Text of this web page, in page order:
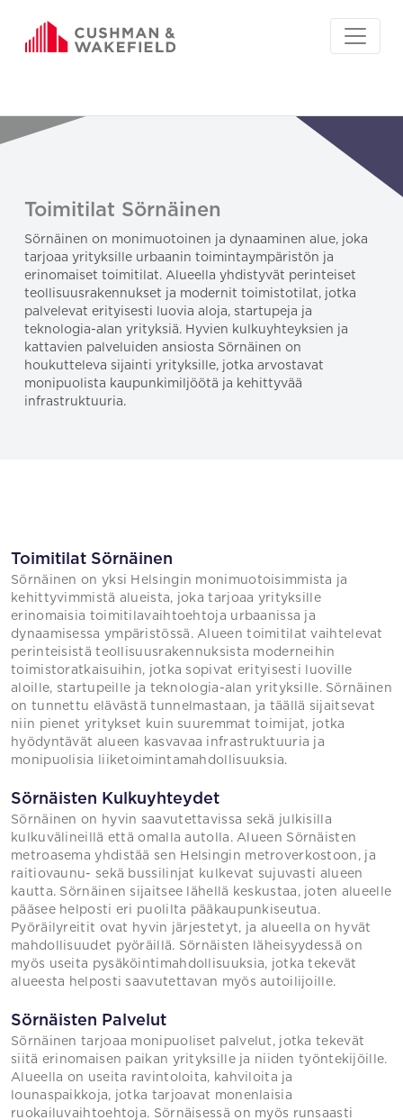
Toimitilat Sörnäinen
Sörnäinen on monimuotoinen ja dynaaminen alue, joka
tarjoaa yrityksille urbaanin toimintaympäristön ja
erinomaiset toimitilat. Alueella yhdistyvät perinteiset
teollisuusrakennukset ja modernit toimistotilat, jotka
palvelevat erityisesti luovia aloja, startupeja ja
teknologia-alan yrityksiä. Hyvien kulkuyhteyksien ja
kattavien palveluiden ansiosta Sörnäinen on
houkutteleva sijainti yrityksille, jotka arvostavat
monipuolista kaupunkimiljöötä ja kehittyvää
infrastruktuuria.
Toimitilat Sörnäinen
Sörnäinen on yksi Helsingin monimuotoisimmista ja
kehittyvimmistä alueista, joka tarjoaa yrityksille
erinomaisia toimitilavaihtoehtoja urbaanissa ja
dynaamisessa ympäristössä. Alueen toimitilat vaihtelevat
perinteisistä teollisuusrakennuksista moderneihin
toimistoratkaisuihin, jotka sopivat erityisesti luoville
aloille, startupeille ja teknologia-alan yrityksille. Sörnäinen
on tunnettu elävästä tunnelmastaan, ja täällä sijaitsevat
niin pienet yritykset kuin suuremmat toimijat, jotka
hyödyntävät alueen kasvavaa infrastruktuuria ja
monipuolisia liiketoimintamahdollisuuksia.
Sörnäisten Kulkuyhteydet
Sörnäinen on hyvin saavutettavissa sekä julkisilla
kulkuvälineillä että omalla autolla. Alueen Sörnäisten
metroasema yhdistää sen Helsingin metroverkostoon, ja
raitiovaunu- sekä bussilinjat kulkevat sujuvasti alueen
kautta. Sörnäinen sijaitsee lähellä keskustaa, joten alueelle
pääsee helposti eri puolilta pääkaupunkiseutua.
Pyöräilyreitit ovat hyvin järjestetyt, ja alueella on hyvät
mahdollisuudet pyöräillä. Sörnäisten läheisyydessä on
myös useita pysäköintimahdollisuuksia, jotka tekevät
alueesta helposti saavutettavan myös autoilijoille.
Sörnäisten Palvelut
Sörnäinen tarjoaa monipuoliset palvelut, jotka tekevät
siitä erinomaisen paikan yrityksille ja niiden työntekijöille.
Alueella on useita ravintoloita, kahviloita ja
lounaspaikkoja, jotka tarjoavat monenlaisia
ruokailuvaihtoehtoja. Sörnäisessä on myös runsaasti